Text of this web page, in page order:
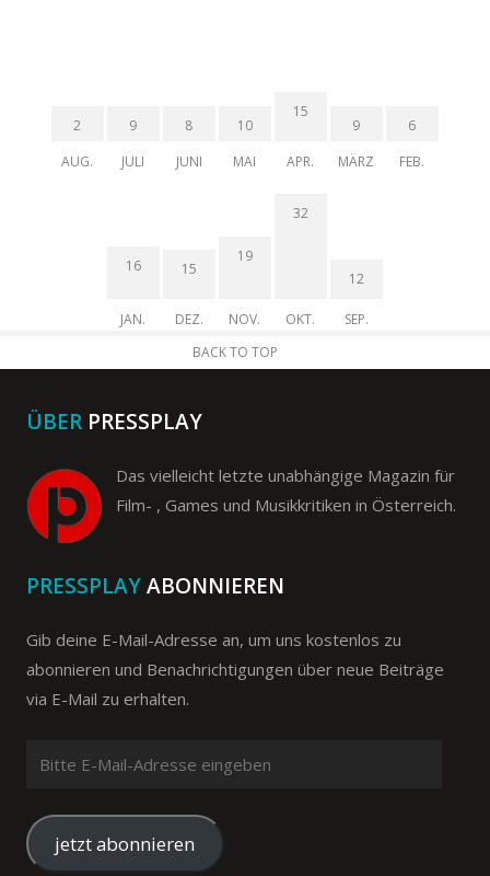
2
AUG.
9
JULI
8
JUNI
10
MAI
15
APR.
9
MÄRZ
6
FEB.
16
JAN.
15
DEZ.
19
NOV.
32
OKT.
12
SEP.
BACK TO TOP
ÜBER PRESSPLAY
Das vielleicht letzte unabhängige Magazin für
Film- , Games und Musikkritiken in Österreich.
PRESSPLAYABONNIEREN
Gib deine E-Mail-Adresse an, um uns kostenlos zu
abonnieren und Benachrichtigungen über neue Beiträge
via E-Mail zu erhalten.
Mail-
Adresse
eingeben
jetzt abonnieren